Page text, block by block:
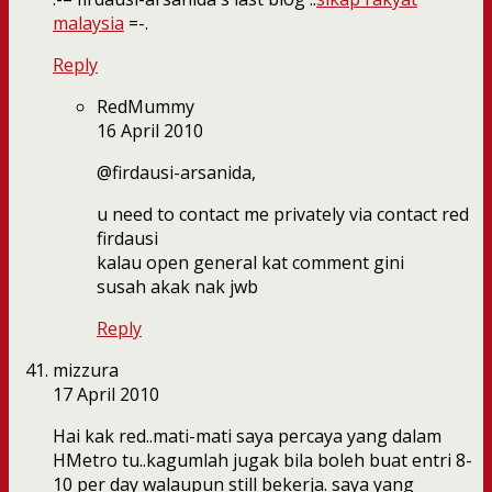
malaysia =-.
Reply
RedMummy
16 April 2010
@firdausi-arsanida,
u need to contact me privately via contact red
firdausi
kalau open general kat comment gini
susah akak nak jwb
Reply
mizzura
17 April 2010
Hai kak red..mati-mati saya percaya yang dalam
HMetro tu..kagumlah jugak bila boleh buat entri 8-
10 per day walaupun still bekerja. saya yang